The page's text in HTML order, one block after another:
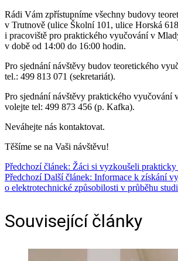
Rádi Vám zpřístupníme všechny budovy
v Trutnově (ulice Školní 101, ulice Horská
i pracoviště pro praktického vyučování v
v době od 14:00 do 16:00 hodin.
Pro sjednání návštěvy budov teoretického
tel.: 499 813 071 (sekretariát).
Pro sjednání návštěvy praktického vyučování
volejte tel: 499 873 456 (p. Kafka).
Neváhejte nás kontaktovat.
Těšíme se na Vaši návštěvu!
Předchozí článek: Žáci si vyzkoušeli
Předchozí Další článek: Informace k získání
o elektrotechnické způsobilosti v průběhu
Související články